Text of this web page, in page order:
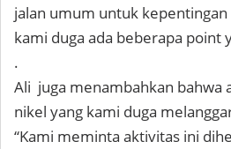
jalan umum untuk
kami duga ada beberapa point
.
Ali juga menambahkan bahwa
nikel yang kami duga
“Kami meminta aktivitas ini